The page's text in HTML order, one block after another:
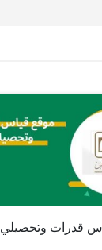
قدرات وتحصيلي